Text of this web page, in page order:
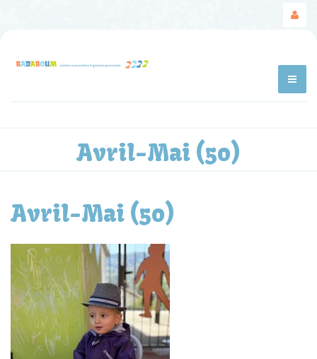
Avril-Mai (50)
Avril-Mai (50)